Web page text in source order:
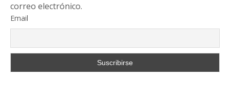
correo electrónico.
Email